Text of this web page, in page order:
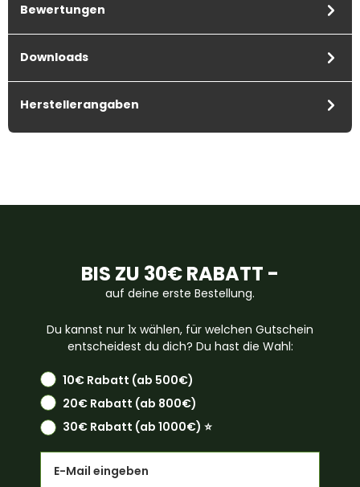
Bewertungen
Downloads
Herstellerangaben
BIS ZU 30€ RABATT -
auf deine erste Bestellung.
Du kannst nur 1x wählen, für welchen Gutschein
entscheidest du dich? Du hast die Wahl:
10€ Rabatt (ab 500€)
20€ Rabatt (ab 800€)
30€ Rabatt (ab 1000€) ⭐️